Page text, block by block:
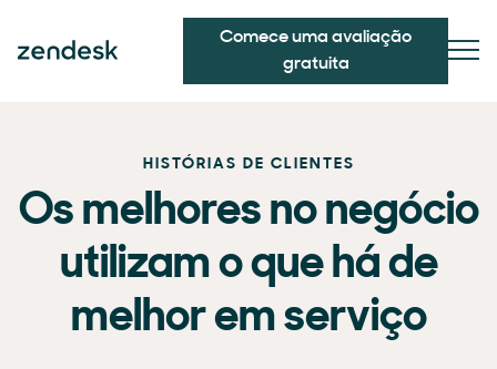
Comece uma avaliação
gratuita
HISTÓRIAS DE CLIENTES
Os melhores no negócio
utilizam o que há de
melhor em serviço